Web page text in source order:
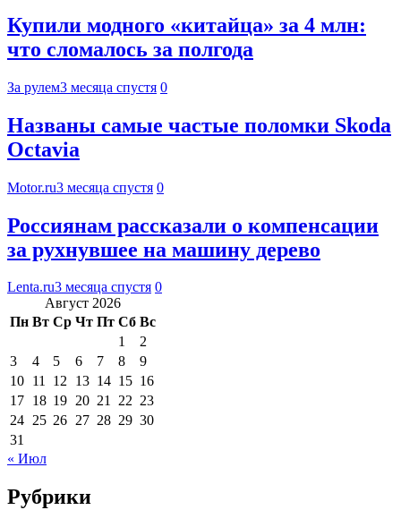
Купили модного «китайца» за 4 млн:
что сломалось за полгода
За рулем3 месяца спустя 0
Названы самые частые поломки Skoda
Octavia
Motor.ru3 месяца спустя 0
Россиянам рассказали о компенсации
за рухнувшее на машину дерево
Lenta.ru3 месяца спустя 0
Август 2026
Пн Вт Ср Чт Пт Сб Вс
1
2
3
4 5 6 7 8
9
10 11 12 13 14 15 16
17 18 19 20 21 22 23
24 25 26 27 28 29 30
31
« Июл
Рубрики